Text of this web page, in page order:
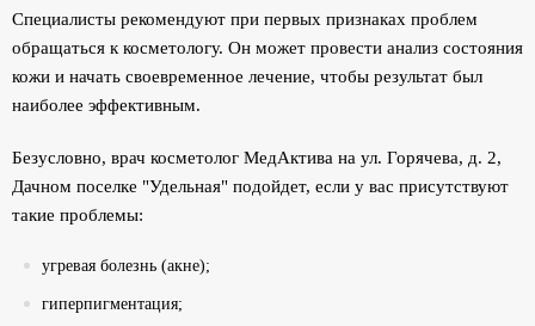
Специалисты рекомендуют при первых признаках проблем
обращаться к косметологу. Он может провести анализ состояния
кожи и начать своевременное лечение, чтобы результат был
наиболее эффективным.
Безусловно, врач косметолог МедАктива на ул. Горячева, д. 2,
Дачном поселке "Удельная" подойдет, если у вас присутствуют
такие проблемы:
угревая болезнь (акне);
гиперпигментация;